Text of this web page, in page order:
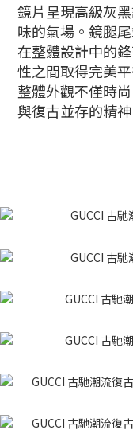
鏡片呈現高級灰
味的氣場。鏡腿
在整體設計中的
性之間取得完美平
整體外觀不僅時
與復古並存的精神